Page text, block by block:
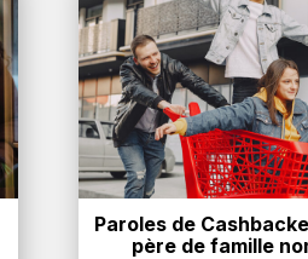
Paroles de
père de famille